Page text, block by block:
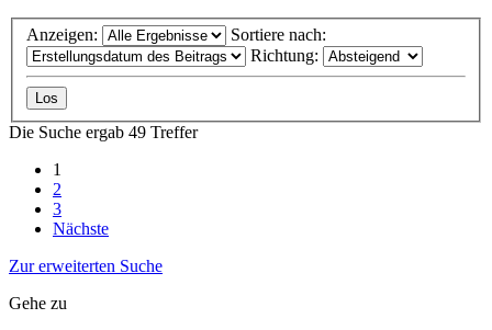
Anzeigen:
Sortiere nach:
Richtung:
Die Suche ergab 49 Treffer
1
2
3
Nächste
Zur erweiterten Suche
Gehe zu